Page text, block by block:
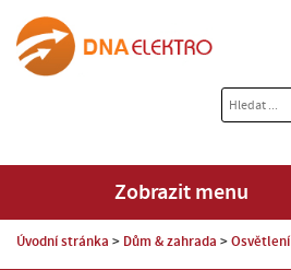
Zobrazit menu
Úvodní stránka Dům & zahrada Osvětlení